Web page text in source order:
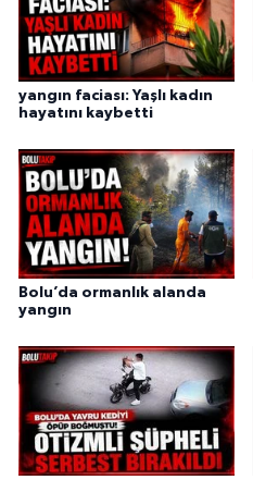
yangın faciası: Yaşlı kadın
hayatını kaybetti
Bolu’da ormanlık alanda
yangın